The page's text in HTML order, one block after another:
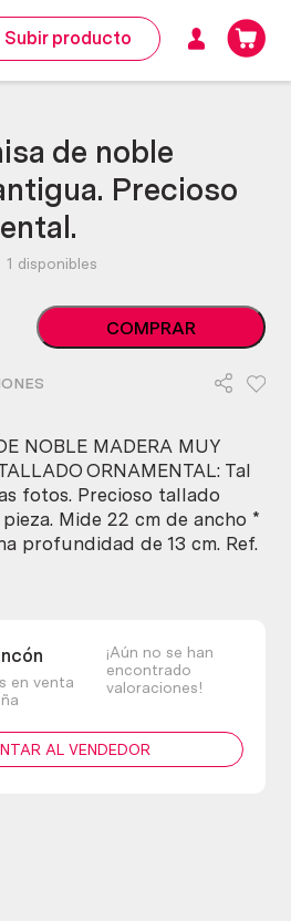
Subir producto
de noble
Precioso
1 disponibles
Ménsula,
cornisa
noble
muy
antigua.
Precioso
tallado
ornamental.
COMPRAR
NOBLE MADERA MUY
ORNAMENTAL: Tal
fotos. Precioso tallado
Mide 22 cm de ancho *
profundidad de 13 cm. Ref.
en venta
¡Aún no se han
encontrado
valoraciones!
AL VENDEDOR